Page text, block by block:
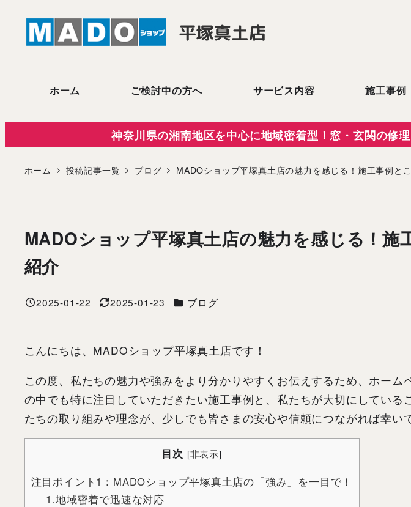
ン
ツ
ホーム ご検討中の方へ サービス内容 施工事例
神奈川県の湘南地区を中心に地域密着型！窓・玄関の修
ホーム 投稿記事一覧 ブログ MADOショップ平塚真土店の魅力を感じる！施工事例と
MADOショップ平塚真土店の魅力を感じる！施
紹介
投稿日
2025-01-22
更新日
2025-01-23 カテゴリー
ブログ
こんにちは、MADOショップ平塚真土店です！
この度、私たちの魅力や強みをより分かりやすくお伝えするため、ホーム
の中でも特に注目していただきたい施工事例と、私たちが大切にしている
たちの取り組みや理念が、少しでも皆さまの安心や信頼につながれば幸いで
目次 [非表示]
注目ポイント1：MADOショップ平塚真土店の「強み」を一目で！
1.地域密着で迅速な対応